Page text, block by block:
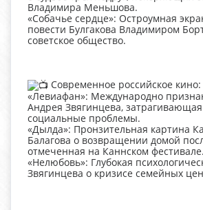
Владимира Меньшова.
«Собачье сердце»: Остроумная
повести Булгакова Владимиром
советское общество.
Современное российское кино:
«Левиафан»: Международно
Андрея Звягинцева,
социальные проблемы.
«Дылда»: Пронзительная картина
Балагова о возвращении домой
отмеченная на Каннском фестивале.
«Нелюбовь»: Глубокая
Звягинцева о кризисе семейных